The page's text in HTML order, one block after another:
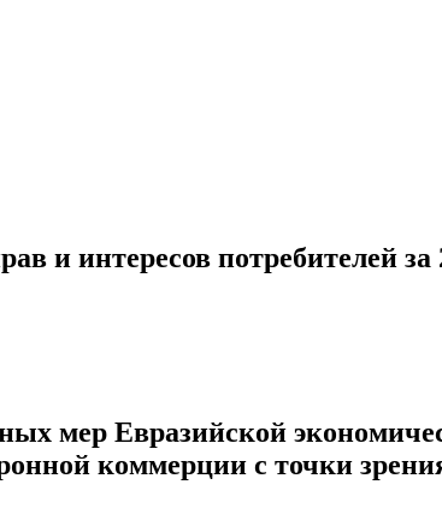
интересов потребителей за
мер Евразийской
коммерции с точки